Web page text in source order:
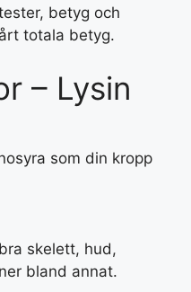
betyg och
totala betyg.
– Lysin
som din kropp
skelett, hud,
bland annat.